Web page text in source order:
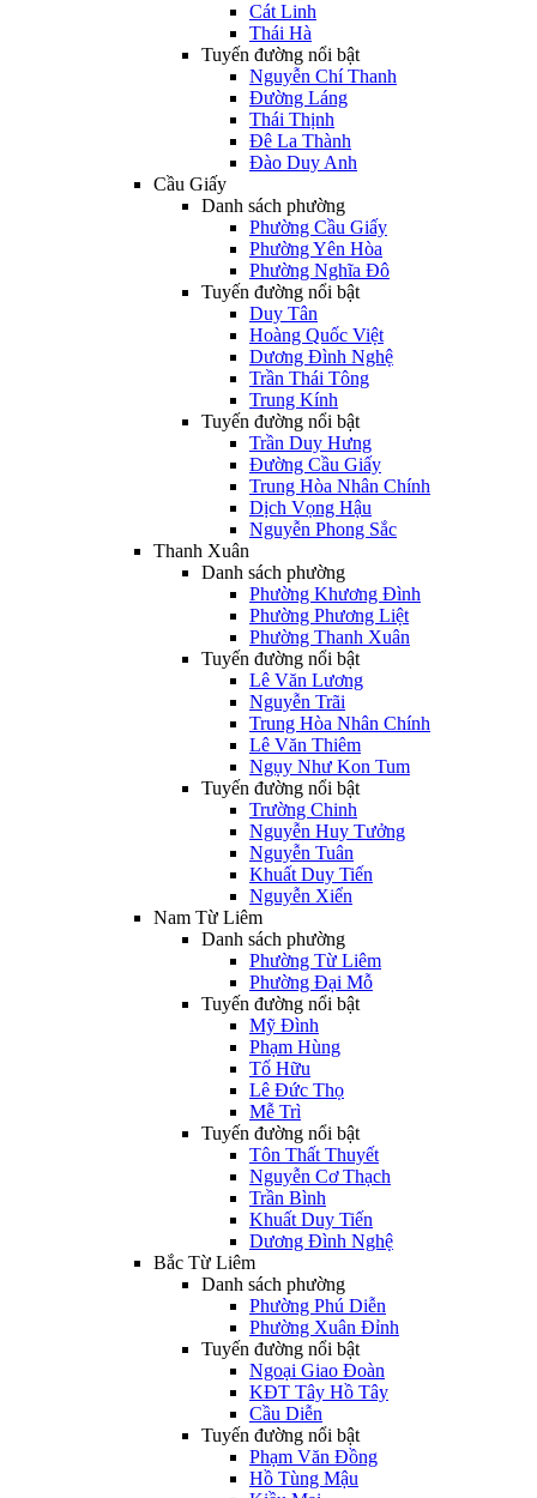
Cát Linh
Thái Hà
Tuyến đường nổi bật
Nguyễn Chí Thanh
Đường Láng
Thái Thịnh
Đê La Thành
Đào Duy Anh
Cầu Giấy
Danh sách phường
Phường Cầu Giấy
Phường Yên Hòa
Phường Nghĩa Đô
Tuyến đường nổi bật
Duy Tân
Hoàng Quốc Việt
Dương Đình Nghệ
Trần Thái Tông
Trung Kính
Tuyến đường nổi bật
Trần Duy Hưng
Đường Cầu Giấy
Trung Hòa Nhân Chính
Dịch Vọng Hậu
Nguyễn Phong Sắc
Thanh Xuân
Danh sách phường
Phường Khương Đình
Phường Phương Liệt
Phường Thanh Xuân
Tuyến đường nổi bật
Lê Văn Lương
Nguyễn Trãi
Trung Hòa Nhân Chính
Lê Văn Thiêm
Ngụy Như Kon Tum
Tuyến đường nổi bật
Trường Chinh
Nguyễn Huy Tưởng
Nguyễn Tuân
Khuất Duy Tiến
Nguyễn Xiển
Nam Từ Liêm
Danh sách phường
Phường Từ Liêm
Phường Đại Mỗ
Tuyến đường nổi bật
Mỹ Đình
Phạm Hùng
Tố Hữu
Lê Đức Thọ
Mễ Trì
Tuyến đường nổi bật
Tôn Thất Thuyết
Nguyễn Cơ Thạch
Trần Bình
Khuất Duy Tiến
Dương Đình Nghệ
Bắc Từ Liêm
Danh sách phường
Phường Phú Diễn
Phường Xuân Đỉnh
Tuyến đường nổi bật
Ngoại Giao Đoàn
KĐT Tây Hồ Tây
Cầu Diễn
Tuyến đường nổi bật
Phạm Văn Đồng
Hồ Tùng Mậu